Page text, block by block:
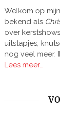
Welkom op
bekend als
over
uitstapjes,
nog veel meer.
Lees meer…